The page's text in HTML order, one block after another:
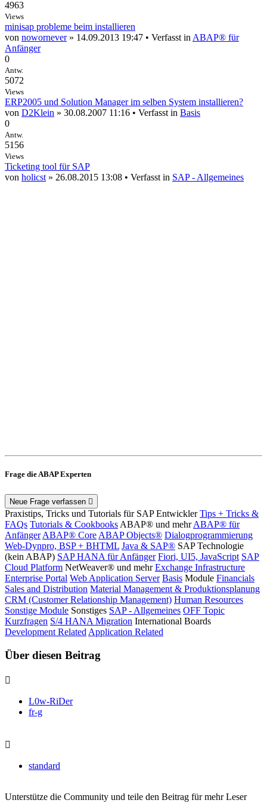
4963
Views
minisap probleme beim installieren
von nowornever» 14.09.2013 19:47 • Verfasst in ABAP® für
Anfänger
0
Antw.
5072
Views
ERP2005 und Solution Manager im selben System installieren?
von D2Klein » 30.08.2007 11:16 • Verfasst in Basis
0
Antw.
5156
Views
Ticketing tool für SAP
von holicst » 26.08.2015 13:08 • Verfasst in SAP - Allgemeines
Frage die ABAP Experten
Neue Frage verfassen
Praxistips, Tricks und Tutorials für SAP Entwickler Tips + Tricks &
FAQs Tutorials & Cookbooks ABAP® und mehr ABAP® für
Anfänger ABAP® Core ABAP Objects® Dialogprogrammierung
Web-Dynpro, BSP + BHTML Java & SAP® SAP Technologie
(kein ABAP) SAP HANA für Anfänger Fiori, UI5, JavaScript SAP
Cloud Platform NetWeaver® und mehr Exchange Infrastructure
Enterprise Portal Web Application Server Basis Module Financials
Sales and Distribution Material Management & Produktionsplanung
CRM (Customer Relationship Management) Human Resources
Sonstige Module Sonstiges SAP - Allgemeines OFF Topic
Kurzfragen S/4 HANA Migration International Boards
Development Related Application Related
Über diesen Beitrag
L0w-RiDer
fr-g
standard
Unterstütze die Community und teile den Beitrag für mehr Leser